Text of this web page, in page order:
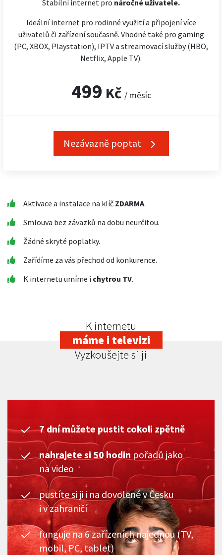
Stabilní internet pro náročné uživatele.
Ideální internet pro rodinné využití a připojení více
uživatelů či zařízení současně. Vhodné také pro gaming
(PC, XBOX, Playstation), IPTV a streamovací služby (HBO,
Netflix, Apple TV).
499 Kč / měsíc
Nezávazně poptat
Aktivace a instalace na klíč ZDARMA.
Smlouva bez závazků na dobu neurčitou.
Žádné skryté poplatky.
Zařídíme za vás přechod od konkurence.
K internetu umíme i chytrou TV.
K internetu
máme i televizi
Vyzkoušejte si ji
7 dní můžete pustit cokoli zpětně
nahrajete si 50 hodin pořadů jako
na video
pustíte si ji i na dovolené v Česku
i v zahraničí
funguje na 6 zařízeních najednou (TV,
mobil, PC, tablet)